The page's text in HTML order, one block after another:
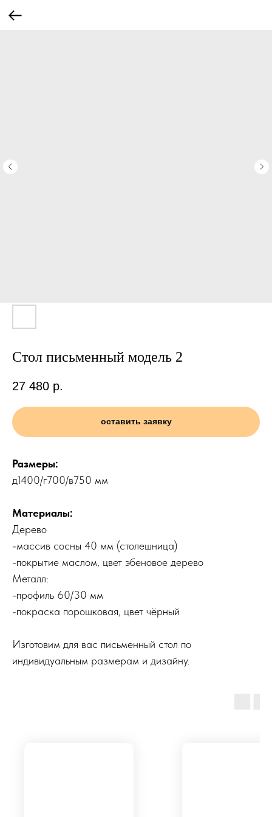
Стол письменный модель 2
27 480 р.
оставить заявку
Размеры:
д1400/г700/в750 мм
Материалы:
Дерево
-массив сосны 40 мм (столешница)
-покрытие маслом, цвет эбеновое дерево
Металл:
-профиль 60/30 мм
-покраска порошковая, цвет чёрный
Изготовим для вас письменный стол по
индивидуальным размерам и дизайну.